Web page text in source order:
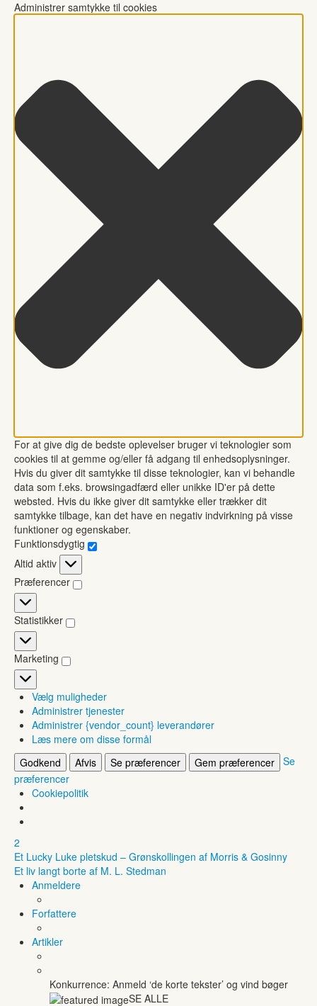
Administrer samtykke til cookies
For at give dig de bedste oplevelser bruger vi teknologier som
cookies til at gemme og/eller få adgang til enhedsoplysninger.
Hvis du giver dit samtykke til disse teknologier, kan vi behandle
data som f.eks. browsingadfærd eller unikke ID'er på dette
websted. Hvis du ikke giver dit samtykke eller trækker dit
samtykke tilbage, kan det have en negativ indvirkning på visse
funktioner og egenskaber.
Funktionsdygtig
Funktionsdygtig
Altid aktiv
Præferencer
Præferencer
Statistikker
Statistikker
Marketing
Marketing
Vælg muligheder
Administrer tjenester
Administrer {vendor_count} leverandører
Læs mere om disse formål
Godkend
Afvis Se præferencer Gem præferencer Se
præferencer
Cookiepolitik
2
Et Lucky Luke pletskud – Grønskollingen af Morris & Gosinny
Et liv langt borte af M. L. Stedman
Anmeldere
Forfattere
Artikler
Konkurrence: Anmeld ‘de korte tekster’ og vind bøger
SE ALLE